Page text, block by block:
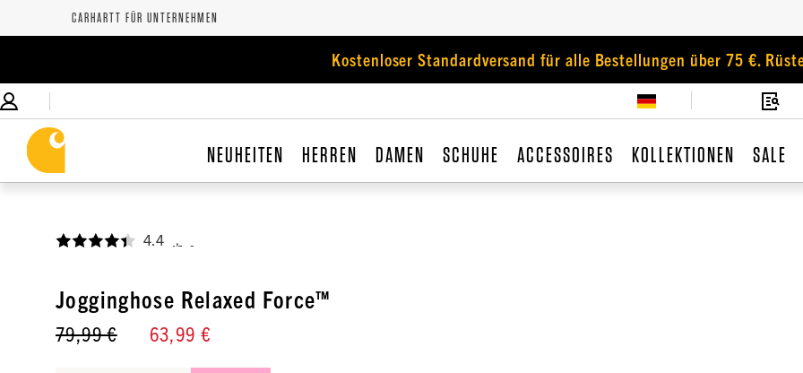
CARHARTT FÜR UNTERNEHMEN
Kostenloser Standardversand für alle Bestellungen über 75 €.
NEUHEITEN HERREN DAMEN SCHUHE ACCESSOIRES KOLLEKTIONEN SALE
4.4
Jogginghose Relaxed Force™
79,99 € 63,99 €